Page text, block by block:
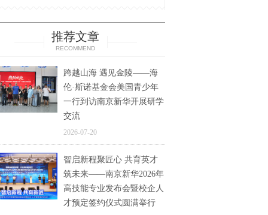
推荐文章
RECOMMEND
跨越山海 遇见金陵——海
伦·斯诺基金会美国青少年
一行到访南京新华开展研学
交流
2026-07-20
智启新程聚匠心 共育英才
筑未来——南京新华2026年
高技能专业发布会暨校企人
才预定签约仪式圆满举行